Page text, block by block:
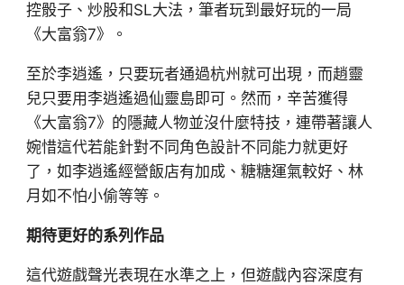
控骰子、炒股和SL大法，筆者玩到最好玩的一局
《大富翁7》。
至於李逍遙，只要玩者通過杭州就可出現，而趙靈
兒只要用李逍遙過仙靈島即可。然而，辛苦獲得
《大富翁7》的隱藏人物並沒什麼特技，連帶著讓人
婉惜這代若能針對不同角色設計不同能力就更好
了，如李逍遙經營飯店有加成、糖糖運氣較好、林
月如不怕小偷等等。
期待更好的系列作品
這代遊戲聲光表現在水準之上，但遊戲內容深度有